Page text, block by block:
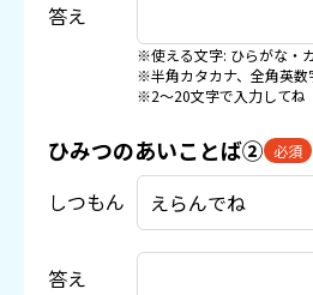
答え
※使える文字: ひらがな・
※半角カタカナ、全角英数
※2〜20文字で入力してね
ひみつのあいことば② 必須
しつもん
答え